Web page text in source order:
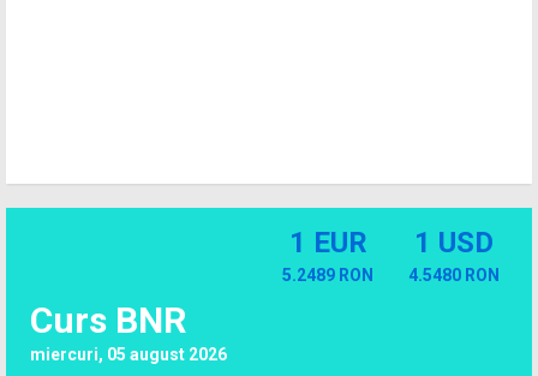
Curs BNR
miercuri, 05 august 2026
1 EUR
5.2489 RON
1 USD
4.5480 RON